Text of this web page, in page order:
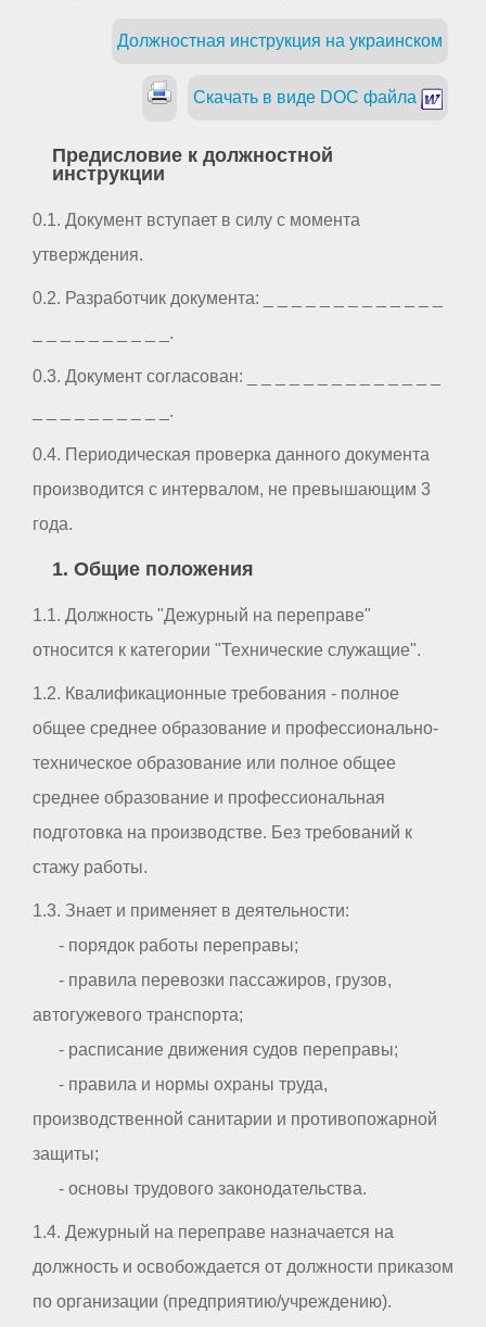
Должностная инструкция на украинском
Скачать в виде DOC файла
Предисловие к должностной
инструкции
0.1. Документ вступает в силу с момента
утверждения.
0.2. Разработчик документа: _ _ _ _ _ _ _ _ _ _ _ _ _
_ _ _ _ _ _ _ _ _ _.
0.3. Документ согласован: _ _ _ _ _ _ _ _ _ _ _ _ _ _
_ _ _ _ _ _ _ _ _ _.
0.4. Периодическая проверка данного документа
производится с интервалом, не превышающим 3
года.
1. Общие положения
1.1. Должность "Дежурный на переправе"
относится к категории "Технические служащие".
1.2. Квалификационные требования - полное
общее среднее образование и профессионально-
техническое образование или полное общее
среднее образование и профессиональная
подготовка на производстве. Без требований к
стажу работы.
1.3. Знает и применяет в деятельности:
- порядок работы переправы;
- правила перевозки пассажиров, грузов,
автогужевого транспорта;
- расписание движения судов переправы;
- правила и нормы охраны труда,
производственной санитарии и противопожарной
защиты;
- основы трудового законодательства.
1.4. Дежурный на переправе назначается на
должность и освобождается от должности приказом
по организации (предприятию/учреждению).